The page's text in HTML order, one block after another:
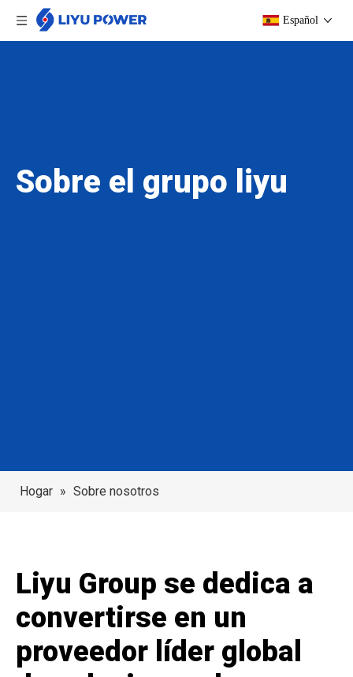
Español
Sobre el grupo liyu
Hogar » Sobre nosotros
Liyu Group se dedica a
convertirse en un
proveedor líder global